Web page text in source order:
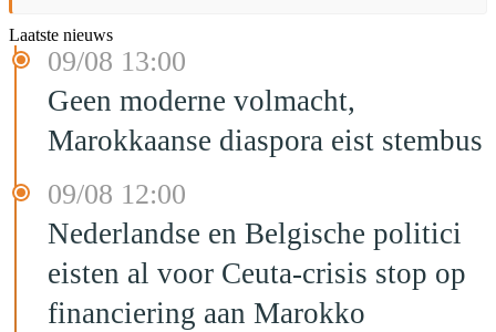
Laatste nieuws
09/08 13:00
Geen moderne volmacht,
Marokkaanse diaspora eist stembus
09/08 12:00
Nederlandse en Belgische politici
eisten al voor Ceuta-crisis stop op
financiering aan Marokko